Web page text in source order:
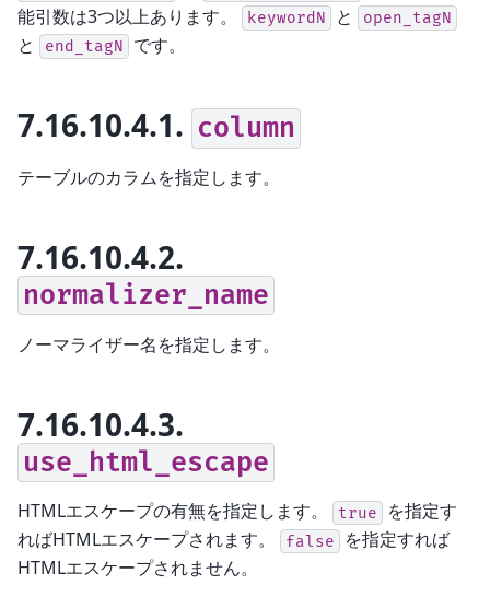
能引数は3つ以上あります。
keywordN と open_tagN
と end_tagN です。
7.16.10.4.1. column
テーブルのカラムを指定します。
7.16.10.4.2.
normalizer_name
ノーマライザー名を指定します。
7.16.10.4.3.
use_html_escape
HTMLエスケープの有無を指定します。 true
を指定す
ればHTMLエスケープされます。
false
を指定すれば
HTMLエスケープされません。